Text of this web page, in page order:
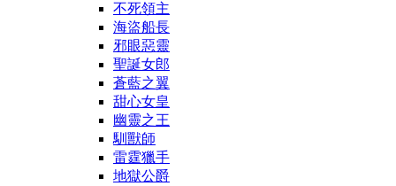
不死領主
海盜船長
邪眼惡靈
聖誕女郎
蒼藍之翼
甜心女皇
幽靈之王
馴獸師
雷霆獵手
地獄公爵